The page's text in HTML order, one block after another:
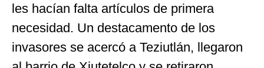
les hacían falta artículos de primera
necesidad. Un destacamento de los
invasores se acercó a Teziutlán, llegaron